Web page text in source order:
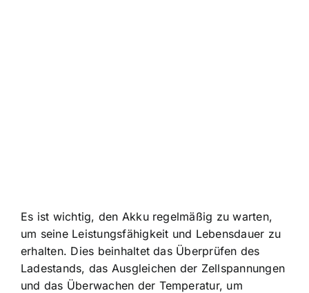
Es ist wichtig, den Akku regelmäßig zu warten,
um seine Leistungsfähigkeit und Lebensdauer zu
erhalten. Dies beinhaltet das Überprüfen des
Ladestands, das Ausgleichen der Zellspannungen
und das Überwachen der Temperatur, um